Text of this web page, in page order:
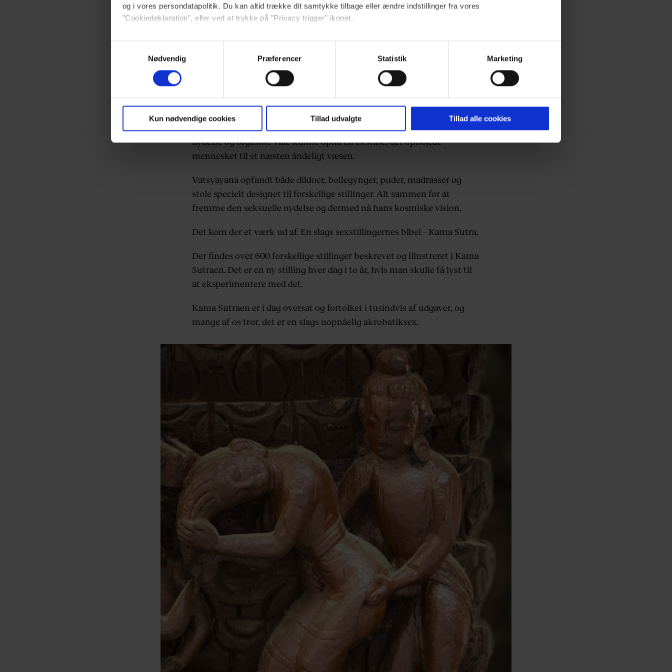
og i vores persondatapolitik. Du kan altid trække dit samtykke tilbage eller ændre indstillinger fra vores
"Cookiedeklaration", eller ved at trykke på "Privacy trigger" ikonet.
Dine valg anvendes på hele websitet.
Vi ønsker dit samtykke til at indsamle og bruge data for at kunne levere og finansiere relevant journalistisk indhold til dig.
markedsføring, så vi kan optimere vores reklametiltag på sociale medier og til at vise dig funktioner i forbindelse med
Du kan til enhver tid trække dit samtykke tilbage via linket, du finder i vores cookiepolitik. Du kan læse mere om vores
privatlivspolitikog cookiepolitik.
Nødvendig
Præferencer Statistik Marketing
Kun nødvendige cookies Tillad udvalgte Tillad alle cookies
på den kvindelige seksuelle nydelse at opnå et højere åndeligt stadie.
Vatsyayanas teori var, at man gennem den meget kropslige sexakt,
nydelse og orgasme ville kunne opnå en ekstase, der ophøjede
mennesket til et næsten åndeligt væsen.
Vatsyayana opfandt både dildoer, bollegynger, puder, madrasser og
stole specielt designet til forskellige stillinger. Alt sammen for at
fremme den seksuelle nydelse og dermed nå hans kosmiske vision.
Det kom der et værk ud af. En slags sexstillingernes bibel – Kama Sutra.
Der findes over 600 forskellige stillinger beskrevet og illustreret i Kama
Sutraen. Det er en ny stilling hver dag i to år, hvis man skulle få lyst til
at eksperimentere med det.
Kama Sutraen er i dag oversat og fortolket i tusindvis af udgaver, og
mange af os tror, det er en slags uopnåelig akrobatiksex.